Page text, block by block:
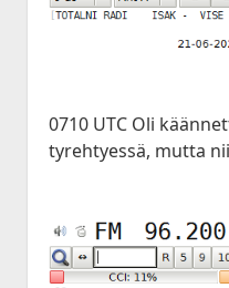
0710 UTC Oli
tyrehtyessä, mutta